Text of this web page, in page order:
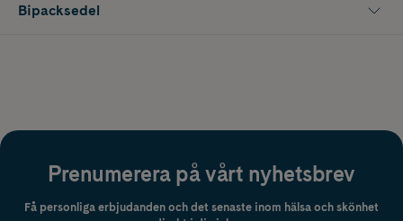
Bipacksedel
Prenumerera på vårt nyhetsbrev
Få personliga erbjudanden och det senaste inom hälsa och skönhet